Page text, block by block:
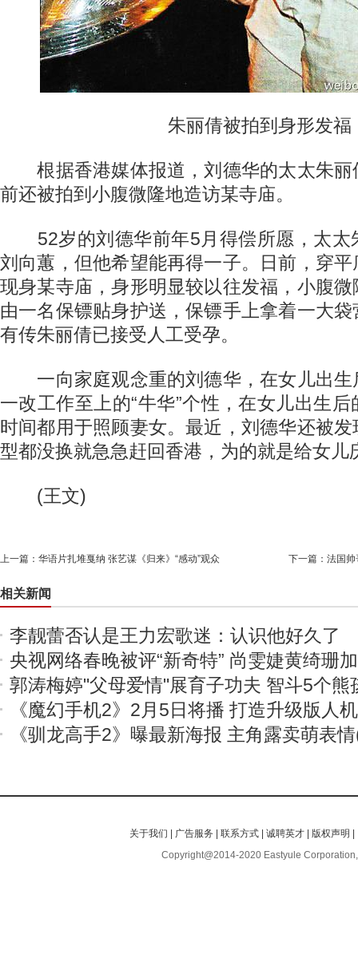
朱丽倩被拍到身形发福
根据香港媒体报道，刘德华的太太朱丽
前还被拍到小腹微隆地造访某寺庙。
52岁的刘德华前年5月得偿所愿，太太
刘向蕙，但他希望能再得一子。日前，穿
现身某寺庙，身形明显较以往发福，小腹
由一名保镖贴身护送，保镖手上拿着一大
有传朱丽倩已接受人工受孕。
一向家庭观念重的刘德华，在女儿出生
一改工作至上的“牛华”个性，在女儿出生
时间都用于照顾妻女。最近，刘德华还被
型都没换就急急赶回香港，为的就是给女儿
(王文)
上一篇： 华语片扎堆戛纳 张艺谋《归来》“感动”观众 下一篇： 法国帅
相关新闻
李靓蕾否认是王力宏歌迷：认识他好久了
央视网络春晚被评“新奇特” 尚雯婕黄绮珊
郭涛梅婷"父母爱情"展育子功夫 智斗5个熊
《魔幻手机2》2月5日将播 打造升级版人
《驯龙高手2》曝最新海报 主角露卖萌表
关于我们 广告服务 |联系方式 |诚聘英才 版权声明
Copyright@2014-2020 Eastyule